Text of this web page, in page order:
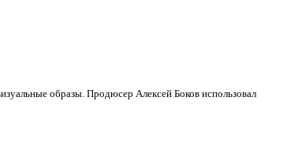
образы. Продюсер Алексей Боков использовал